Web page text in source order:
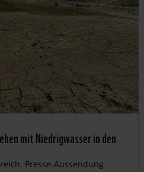
mit Niedrigwasser in den
, Presse-Aussendung